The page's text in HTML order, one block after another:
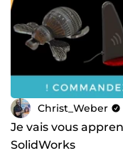
Christ_Weber
Je vais vous
SolidWorks